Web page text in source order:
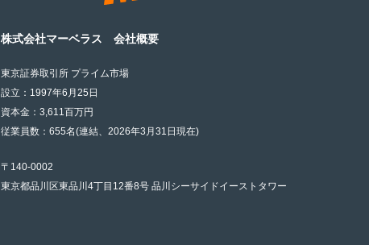
株式会社マーベラス 会社概要
東京証券取引所 プライム市場
設立：1997年6月25日
資本金：3,611百万円
従業員数：655名(連結、2026年3月31日現在)
〒140-0002
東京都品川区東品川4丁目12番8号 品川シーサイドイーストタワー